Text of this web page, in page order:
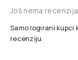
Još nema
Samo logirani kupci
recenziju.